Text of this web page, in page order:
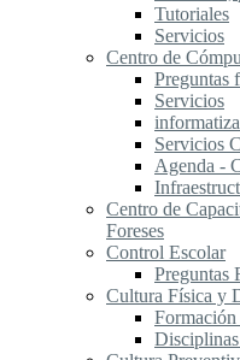
Tutoriales
Servicios
Centro de
Preguntas
Servicios
Servicios
Agenda -
Centro de
Foreses
Control Escolar
Preguntas
Cultura Física y